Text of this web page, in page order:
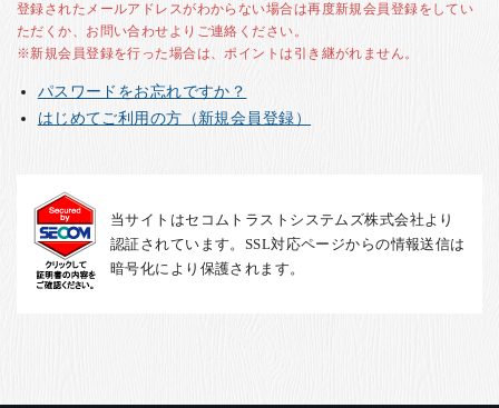
お知らせ
English
登録されたメールアドレスがわからない場合は再度新規会員登録をしてい
ただくか、お問い合わせよりご連絡ください。
※新規会員登録を行った場合は、ポイントは引き継がれません。
パスワードをお忘れですか？
はじめてご利用の方（新規会員登録）
当サイトはセコムトラストシステムズ株式会社より
認証されています。SSL対応ページからの情報送信は
暗号化により保護されます。